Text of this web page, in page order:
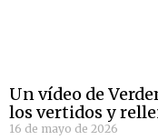
Un vídeo de
los vertidos y
16 de mayo de 2026